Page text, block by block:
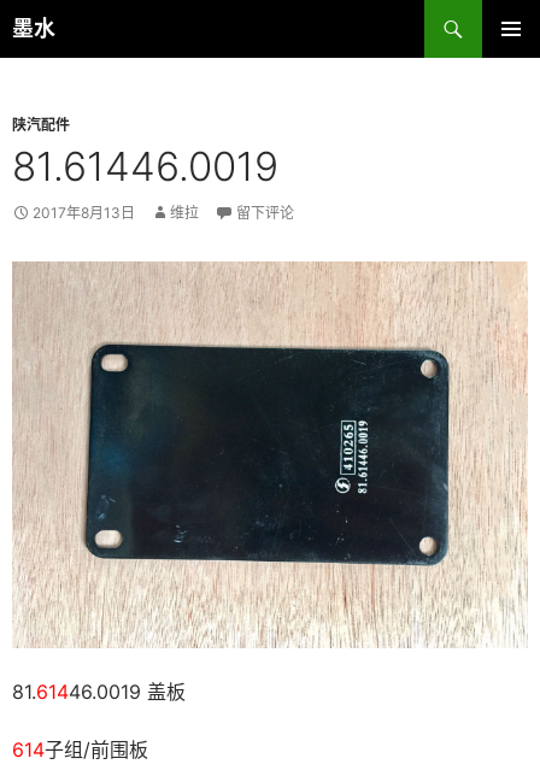
跳
至
墨水
搜
索
陕汽配件
81.61446.0019
2017年8月13日 维拉 留下评论
81.61446.0019 盖板
614子组/前围板